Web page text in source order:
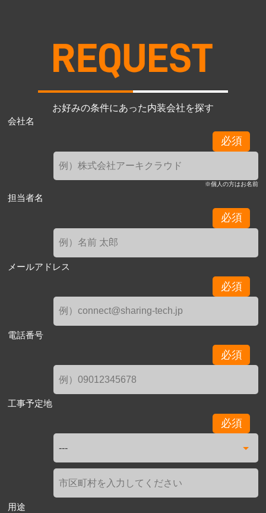
お好みの条件にあった内装会社を探す
会社名
必須
※個人の方はお名前
担当者名
必須
メールアドレス
必須
電話番号
必須
工事予定地
必須
用途